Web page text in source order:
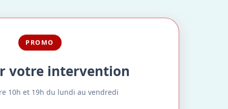
PROMO
votre intervention
10h et 19h du lundi au vendredi